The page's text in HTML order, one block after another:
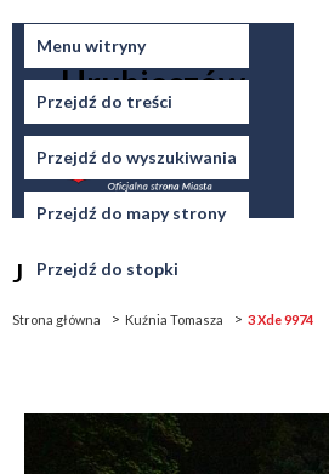
Menu witryny
Przejdź do treści
Przejdź do wyszukiwania
Przejdź do mapy strony
Przejdź do stopki
Miasto
Hrubieszów
Jesteś tutaj
Strona główna Kuźnia Tomasza 3 Xde 9974